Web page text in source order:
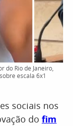
do Rio de Janeiro,
escala 6x1
sociais nos
do fim